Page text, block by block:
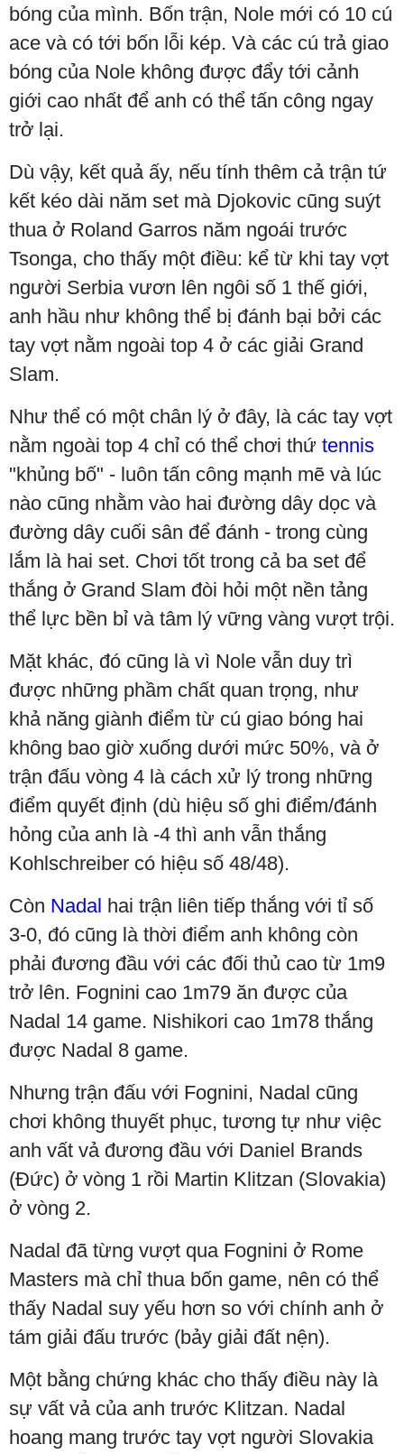
bóng của mình. Bốn trận, Nole mới có 10 cú
ace và có tới bốn lỗi kép. Và các cú trả giao
bóng của Nole không được đẩy tới cảnh
giới cao nhất để anh có thể tấn công ngay
trở lại.
Dù vậy, kết quả ấy, nếu tính thêm cả trận tứ
kết kéo dài năm set mà Djokovic cũng suýt
thua ở Roland Garros năm ngoái trước
Tsonga, cho thấy một điều: kể từ khi tay vợt
người Serbia vươn lên ngôi số 1 thế giới,
anh hầu như không thể bị đánh bại bởi các
tay vợt nằm ngoài top 4 ở các giải Grand
Slam.
Như thể có một chân lý ở đây, là các tay vợt
nằm ngoài top 4 chỉ có thể chơi thứ tennis
"khủng bố" - luôn tấn công mạnh mẽ và lúc
nào cũng nhằm vào hai đường dây dọc và
đường dây cuối sân để đánh - trong cùng
lắm là hai set. Chơi tốt trong cả ba set để
thắng ở Grand Slam đòi hỏi một nền tảng
thể lực bền bỉ và tâm lý vững vàng vượt trội.
Mặt khác, đó cũng là vì Nole vẫn duy trì
được những phầm chất quan trọng, như
khả năng giành điểm từ cú giao bóng hai
không bao giờ xuống dưới mức 50%, và ở
trận đấu vòng 4 là cách xử lý trong những
điểm quyết định (dù hiệu số ghi điểm/đánh
hỏng của anh là -4 thì anh vẫn thắng
Kohlschreiber có hiệu số 48/48).
Còn Nadal hai trận liên tiếp thắng với tỉ số
3-0, đó cũng là thời điểm anh không còn
phải đương đầu với các đối thủ cao từ 1m9
trở lên. Fognini cao 1m79 ăn được của
Nadal 14 game. Nishikori cao 1m78 thắng
được Nadal 8 game.
Nhưng trận đấu với Fognini, Nadal cũng
chơi không thuyết phục, tương tự như việc
anh vất vả đương đầu với Daniel Brands
(Đức) ở vòng 1 rồi Martin Klitzan (Slovakia)
ở vòng 2.
Nadal đã từng vượt qua Fognini ở Rome
Masters mà chỉ thua bốn game, nên có thể
thấy Nadal suy yếu hơn so với chính anh ở
tám giải đấu trước (bảy giải đất nện).
Một bằng chứng khác cho thấy điều này là
sự vất vả của anh trước Klitzan. Nadal
hoang mang trước tay vợt người Slovakia